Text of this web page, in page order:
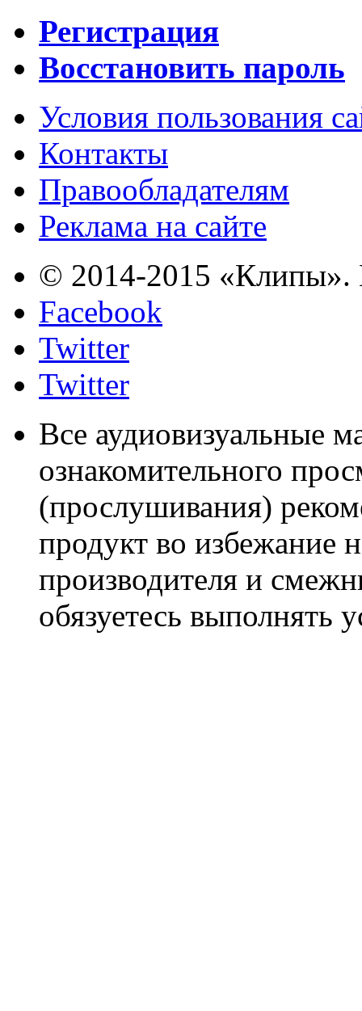
Регистрация
Восстановить пароль
Условия пользования
Контакты
Правообладателям
Реклама на сайте
© 2014-2015 «Клипы».
Facebook
Twitter
Twitter
Все аудиовизуальные
ознакомительного
(прослушивания)
продукт во избежание
производителя и
обязуетесь выполнять